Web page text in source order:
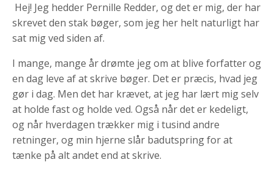
Hej! Jeg hedder Pernille Redder, og det er mig, der har
skrevet den stak bøger, som jeg her helt naturligt har
sat mig ved siden af.
I mange, mange år drømte jeg om at blive forfatter og
en dag leve af at skrive bøger. Det er præcis, hvad jeg
gør i dag. Men det har krævet, at jeg har lært mig selv
at holde fast og holde ved. Også når det er kedeligt,
og når hverdagen trækker mig i tusind andre
retninger, og min hjerne slår badutspring for at
tænke på alt andet end at skrive.